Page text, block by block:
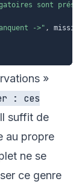
sont
->" ,
»
: ces
suffit de
au propre
ne se
ce genre